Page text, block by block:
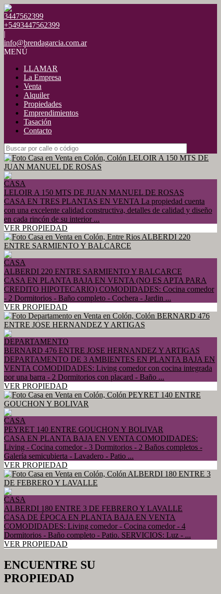
3447562399
+5493447562399
|
info@brendagarcia.com.ar
MENÚ
LLAMAR
La Empresa
Venta
Alquiler
Propiedades
Emprendimientos
Tasación
Contacto
CASA
LELOIR A 150 MTS DE JUAN MANUEL DE ROSAS
CASA EN TRES PLANTAS EN VENTA La propiedad cuenta
con una excelente calidad constructiva, detalles de calidad y diseño
en cada rincón de su interior ...
VER PROPIEDAD
CASA
ALBERDI 220 ENTRE SARMIENTO Y BALCARCE
CASA EN PLANTA BAJA EN VENTA (NO ES APTA PARA
CREDITO HIPOTECARIO) COMODIDADES: Cocina comedor
- 2 Dormitorios - Baño completo - Cochera - Jardin ...
VER PROPIEDAD
DEPARTAMENTO
BERNARD 476 ENTRE JOSE HERNANDEZ Y ARTIGAS
DEPARTAMENTO DE 3 AMBIENTES EN PLANTA BAJA EN
VENTA COMODIDADES: Living comedor con cocina integrada
por una barra - 2 Dormitorios con placard - Baño ...
VER PROPIEDAD
CASA
PEYRET 140 ENTRE GOUCHON Y BOLIVAR
CASA EN PLANTA BAJA EN VENTA COMODIDADES:
Living - Cocina comedor - 3 Dormitorios - 2 Baños completos -
Galería semicubierta - Lavadero - Patio ...
VER PROPIEDAD
CASA
ALBERDI 180 ENTRE 3 DE FEBRERO Y LAVALLE
CASA DE ÉPOCA EN PLANTA BAJA EN VENTA
COMODIDADES: Living comedor - Cocina comedor - 4
Dormitorios - Baño completo - Patio. SERVICIOS: Luz - ...
VER PROPIEDAD
ENCUENTRE SU
PROPIEDAD